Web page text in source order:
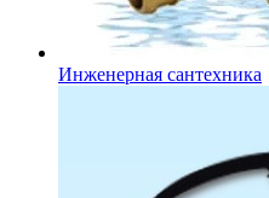
Инженерная сантехника